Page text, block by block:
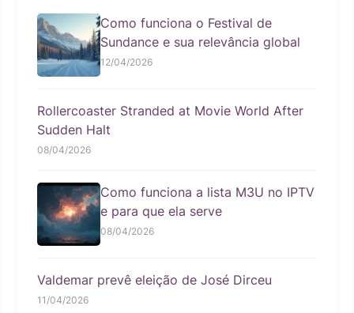
Como funciona o Festival de
Sundance e sua relevância global
12/04/2026
Rollercoaster Stranded at Movie World After
Sudden Halt
08/04/2026
Como funciona a lista M3U no IPTV
e para que ela serve
08/04/2026
Valdemar prevê eleição de José Dirceu
11/04/2026